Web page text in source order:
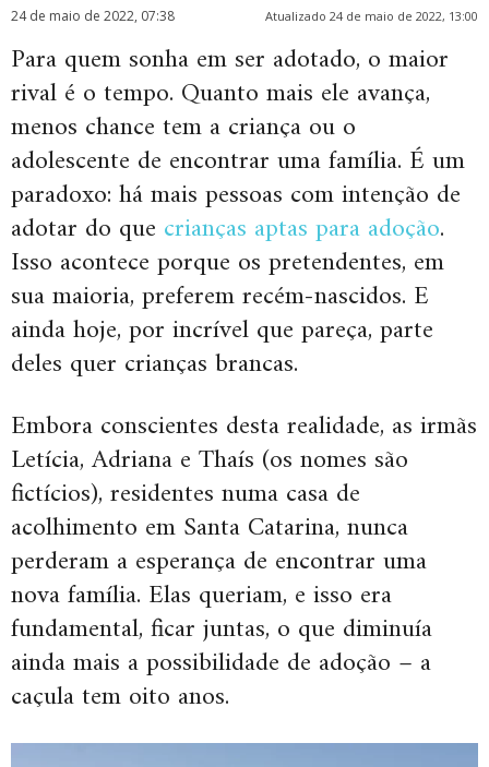
24 de maio de 2022, 07:38 Atualizado 24 de maio de 2022, 13:00
Para quem sonha em ser adotado, o maior
rival é o tempo. Quanto mais ele avança,
menos chance tem a criança ou o
adolescente de encontrar uma família. É um
paradoxo: há mais pessoas com intenção de
adotar do que crianças aptas para adoção.
Isso acontece porque os pretendentes, em
sua maioria, preferem recém-nascidos. E
ainda hoje, por incrível que pareça, parte
deles quer crianças brancas.
Embora conscientes desta realidade, as irmãs
Letícia, Adriana e Thaís (os nomes são
fictícios), residentes numa casa de
acolhimento em Santa Catarina, nunca
perderam a esperança de encontrar uma
nova família. Elas queriam, e isso era
fundamental, ficar juntas, o que diminuía
ainda mais a possibilidade de adoção – a
caçula tem oito anos.